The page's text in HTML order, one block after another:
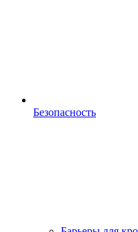
Безопасность